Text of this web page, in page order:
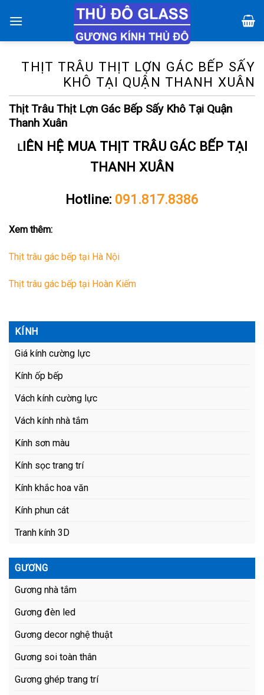
đến
THỊT TRÂU THỊT LỢN GÁC BẾP SẤY
KHÔ TẠI QUẬN THANH XUÂN
Thịt Trâu Thịt Lợn Gác Bếp Sấy Khô Tại Quận
Thanh Xuân
LIÊN HỆ MUA THỊT TRÂU GÁC BẾP TẠI
THANH XUÂN
Hotline: 091.817.8386
Xem thêm:
Thịt trâu gác bếp tại Hà Nội
Thịt trâu gác bếp tại Hoàn Kiếm
KÍNH
Giá kính cường lực
Kính ốp bếp
Vách kính cường lực
Vách kính nhà tắm
Kính sơn màu
Kính sọc trang trí
Kính khắc hoa văn
Kính phun cát
Tranh kính 3D
GƯƠNG
Gương nhà tắm
Gương đèn led
Gương decor nghệ thuật
Gương soi toàn thân
Gương ghép trang trí